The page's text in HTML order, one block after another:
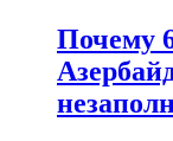
Почему